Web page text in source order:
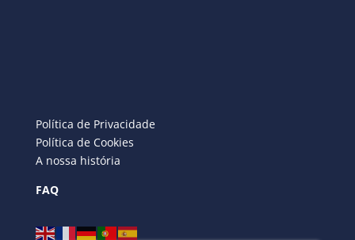
Política de Privacidade
Política de Cookies
A nossa história
FAQ